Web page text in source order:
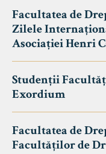
Facultatea de
Zilele
Asociației Henri
Studenții
Exordium
Facultatea de
Facultăților de